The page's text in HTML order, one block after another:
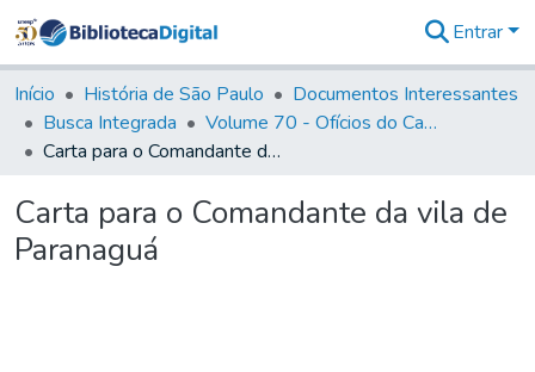
&
Coleções
Tudo na
Biblioteca
Estatísticas
Entrar
Início História de São Paulo
Documentos Interessantes
Busca Integrada
Volume 70 - Ofícios do Capitão General Martins Lopes de Saldanha aos diversos funcionários da Capitania (1775-1776)
Carta para o Comandante da vila de Paranaguá
Carta para o Comandante da vila de
Paranaguá